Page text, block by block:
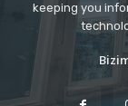
keeping you